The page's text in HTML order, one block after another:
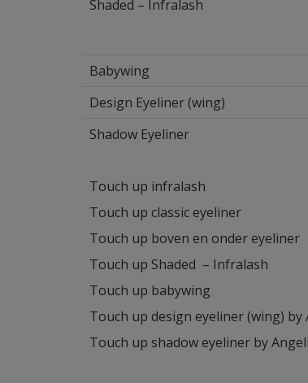
Shaded – Infralash
Babywing
Design Eyeliner (wing)
Shadow Eyeliner
Touch up infralash
Touch up classic eyeliner
Touch up boven en onder eyeliner
Touch up Shaded – Infralash
Touch up babywing
Touch up design eyeliner (wing) by
Touch up shadow eyeliner by